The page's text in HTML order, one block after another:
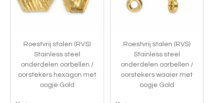
Roestvrij stalen (RVS)
Stainless steel
onderdelen oorbellen /
oorstekers hexagon met
oogje Gold
Roestvrij stalen (RVS)
Stainless steel
onderdelen oorbellen /
oorstekers waaier met
oogje Gold